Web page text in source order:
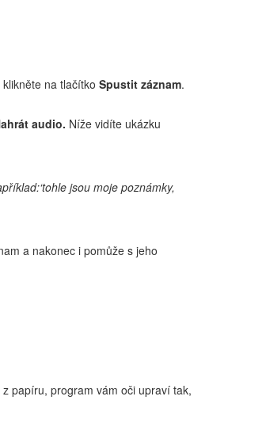
na tlačítko Spustit záznam.
audio. Níže vidíte ukázku
jsou moje poznámky,
a nakonec i pomůže s jeho
papíru, program vám oči upraví tak,